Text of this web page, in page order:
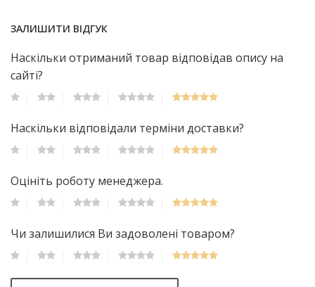
ЗАЛИШИТИ ВІДГУК
Наскільки отриманий товар відповідав опису на
сайті?
Наскільки відповідали терміни доставки?
Оцініть роботу менеджера.
Чи залишилися Ви задоволені товаром?